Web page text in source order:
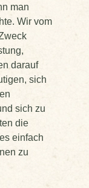
man
Wir vom
darauf
sich
sich zu
die
einfach
zu